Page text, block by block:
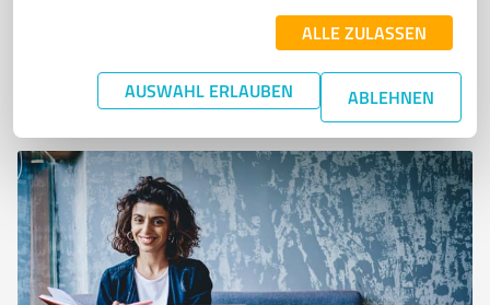
ALLE ZULASSEN
AUSWAHL ERLAUBEN ABLEHNEN
Nicht bewertet0